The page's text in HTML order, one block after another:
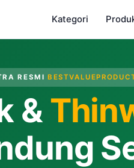
Kategori
RESMI
&